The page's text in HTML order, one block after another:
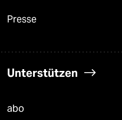
Presse
Unterstützen
abo